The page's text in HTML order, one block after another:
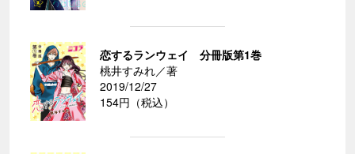
恋するランウェイ 分冊版第1巻
桃井すみれ／著
2019/12/27
154円（税込）